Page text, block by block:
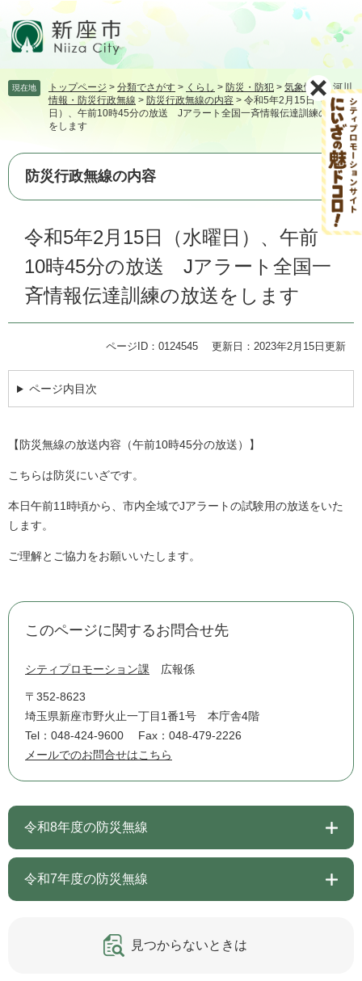
頭飛
本
へ
現在地 トップページ > 分類でさがす > くらし > 防災・防犯 > 気象情報・河川
情報・防災行政無線 > 防災行政無線の内容 > 令和5年2月15日（水曜
日）、午前10時45分の放送 Jアラート全国一斉情報伝達訓練の放送
をします
防災行政無線の内容
令和5年2月15日（水曜日）、午前
10時45分の放送 Jアラート全国一
斉情報伝達訓練の放送をします
ページID：0124545 更新日：2023年2月15日更新
ページ内目次
【防災無線の放送内容（午前10時45分の放送）】
こちらは防災にいざです。
本日午前11時頃から、市内全域でJアラートの試験用の放送をいた
します。
ご理解とご協力をお願いいたします。
このページに関するお問合せ先
シティプロモーション課 広報係
〒352-8623
埼玉県新座市野火止一丁目1番1号 本庁舎4階
Tel：048-424-9600
Fax：048-479-2226
メールでのお問合せはこちら
令和8年度の防災無線
令和7年度の防災無線
見つからないときは